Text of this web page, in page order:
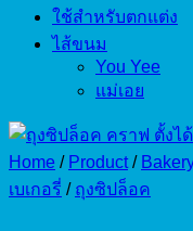
ใช้สำหรับตกแต่ง
ไส้ขนม
You Yee
แม่เอย
Home / Product /
เบเกอรี่ / ถุงซิปล็อค